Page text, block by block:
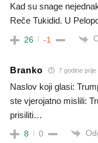
Kad su snage
Reče Tukidid. U
26 -1
Branko 7 godine prije
Naslov koji glasi:
ste vjerojatno mislili:
prisiliti…
8 0